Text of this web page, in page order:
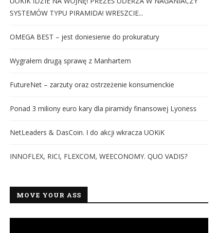
SYSTEMÓW TYPU PIRAMIDA! WRESZCIE...
OMEGA BEST – jest doniesienie do prokuratury
Wygrałem drugą sprawę z Manhartem
FutureNet – zarzuty oraz ostrzeżenie konsumenckie
Ponad 3 miliony euro kary dla piramidy finansowej Lyoness
NetLeaders & DasCoin. I do akcji wkracza UOKiK
INNOFLEX, RICI, FLEXCOM, WEECONOMY. QUO VADIS?
MOVE YOUR ASS